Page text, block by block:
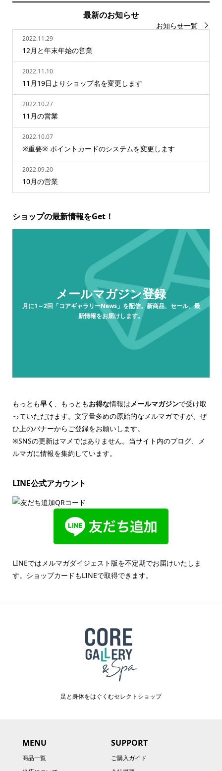
最新のお知らせ
お知らせ一覧
2022.11.29
12月と年末年始の営業
2022.11.10
11月19日よりショップ名を変更します
2022.10.27
11月の営業
2022.10.07
※重要※ ポイントカードのシステムを変更します
2022.09.20
10月の営業
ショップの最新情報をGet！
メールマガジン登録
月に1～2回「コアギャラリーNews」を配信。新商品、セール、最
新情報をお届けします。
もっとも早く 、もっともお得な情報はメールマガジンで受け取
っていただけます。文字量多めの原始的なメルマガですが、ぜ
ひ上のバナーからご登録をお願いします。
※SNSの更新はマメではありません。当サイト内のブログ、メ
ルマガに情報を集約しています。
LINE公式アカウント
LINEではメルマガダイジェスト版を不定期でお届けいたしま
す。ショップカードもLINEで取得できます。
足と身体をはぐくむセレクトショップ
MENU
商品一覧
SUPPORT
ご購入ガイド